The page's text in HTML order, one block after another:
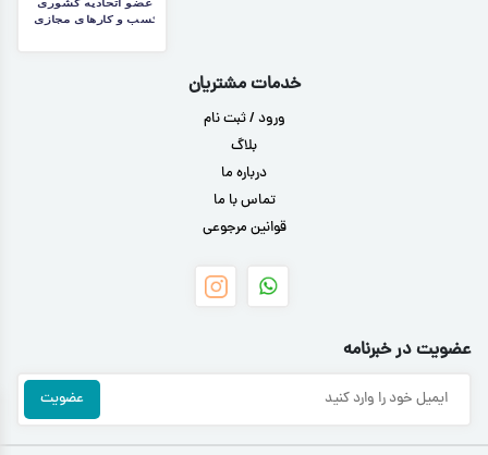
خدمات مشتریان
ورود / ثبت نام
بلاگ
درباره ما
تماس با ما
قوانین مرجوعی
عضویت در خبرنامه